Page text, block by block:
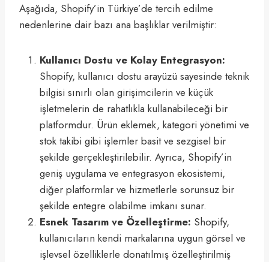
Aşağıda, Shopify’in Türkiye’de tercih edilme
nedenlerine dair bazı ana başlıklar verilmiştir:
Kullanıcı Dostu ve Kolay Entegrasyon:
Shopify, kullanıcı dostu arayüzü sayesinde teknik
bilgisi sınırlı olan girişimcilerin ve küçük
işletmelerin de rahatlıkla kullanabileceği bir
platformdur. Ürün eklemek, kategori yönetimi ve
stok takibi gibi işlemler basit ve sezgisel bir
şekilde gerçekleştirilebilir. Ayrıca, Shopify’in
geniş uygulama ve entegrasyon ekosistemi,
diğer platformlar ve hizmetlerle sorunsuz bir
şekilde entegre olabilme imkanı sunar.
Esnek Tasarım ve Özelleştirme: Shopify,
kullanıcıların kendi markalarına uygun görsel ve
işlevsel özelliklerle donatılmış özelleştirilmiş